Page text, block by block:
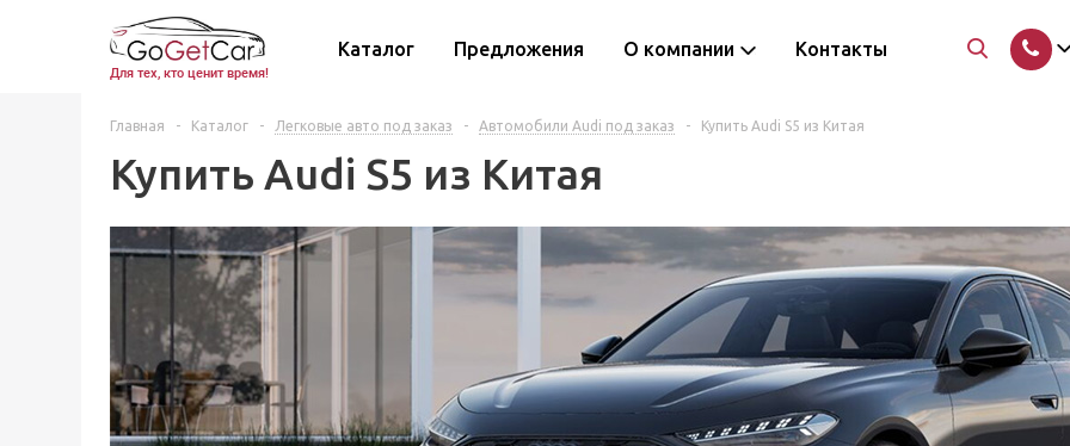
Для тех, кто ценит время!
Каталог Предложения О компании Контакты
Главная - Каталог - Легковые авто под заказ - Автомобили Audi под заказ - Купить Audi S5 из Китая
Купить Audi S5 из Китая